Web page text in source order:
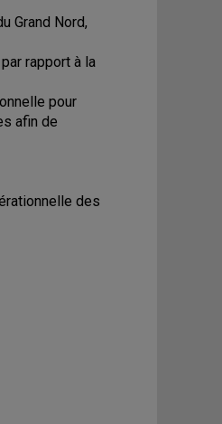
Grand Nord,
rapport à la
pour
afin de
des